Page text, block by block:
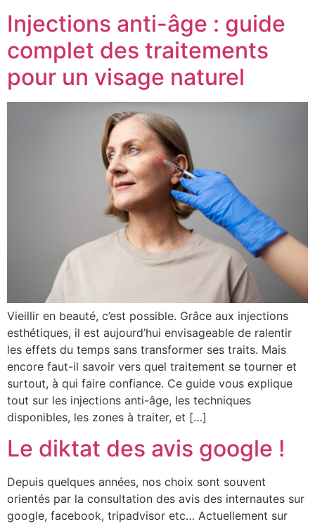
Injections anti-âge : guide
complet des traitements
pour un visage naturel
Vieillir en beauté, c’est possible. Grâce aux injections
esthétiques, il est aujourd’hui envisageable de ralentir
les effets du temps sans transformer ses traits. Mais
encore faut-il savoir vers quel traitement se tourner et
surtout, à qui faire confiance. Ce guide vous explique
tout sur les injections anti-âge, les techniques
disponibles, les zones à traiter, et […]
Le diktat des avis google !
Depuis quelques années, nos choix sont souvent
orientés par la consultation des avis des internautes sur
google, facebook, tripadvisor etc… Actuellement sur